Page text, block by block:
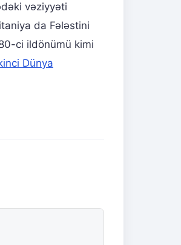
vəziyyəti
da Fələstini
ci ildönümü kimi
Dünya